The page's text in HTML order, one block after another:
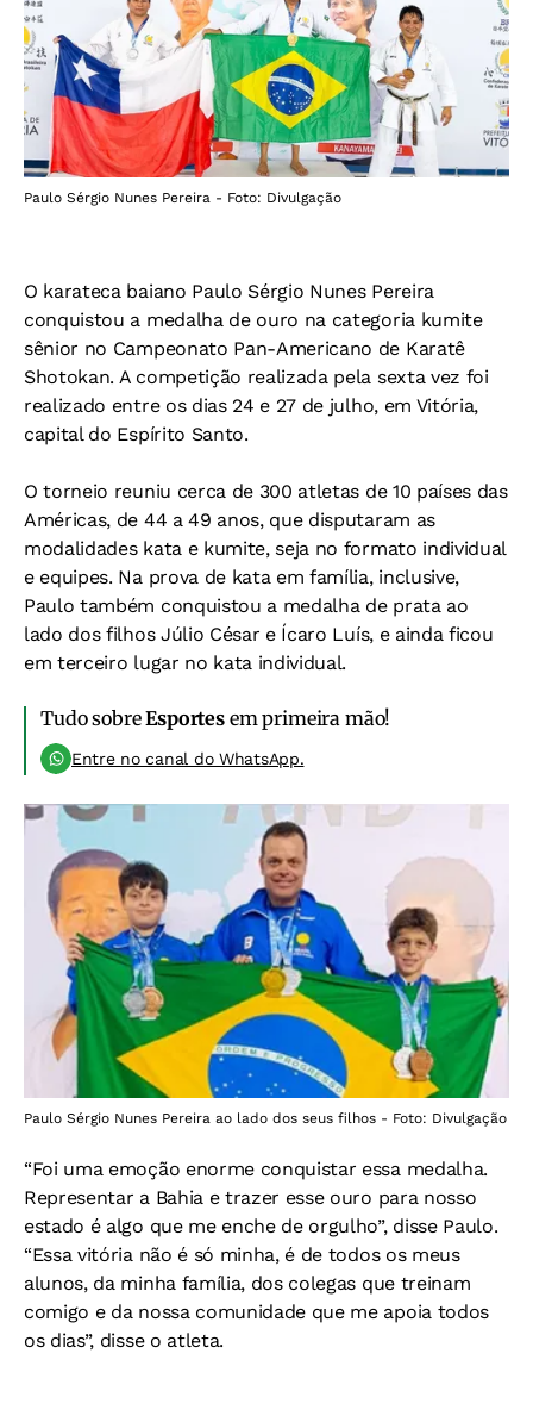
Paulo Sérgio Nunes Pereira - Foto: Divulgação
O karateca baiano Paulo Sérgio Nunes Pereira
conquistou a medalha de ouro na categoria kumite
sênior no Campeonato Pan-Americano de Karatê
Shotokan. A competição realizada pela sexta vez foi
realizado entre os dias 24 e 27 de julho, em Vitória,
capital do Espírito Santo.
O torneio reuniu cerca de 300 atletas de 10 países das
Américas, de 44 a 49 anos, que disputaram as
modalidades kata e kumite, seja no formato individual
e equipes. Na prova de kata em família, inclusive,
Paulo também conquistou a medalha de prata ao
lado dos filhos Júlio César e Ícaro Luís, e ainda ficou
em terceiro lugar no kata individual.
Tudo sobreEsportesem primeira mão!
Entre no canal do WhatsApp.
Paulo Sérgio Nunes Pereira ao lado dos seus filhos - Foto: Divulgação
“Foi uma emoção enorme conquistar essa medalha.
Representar a Bahia e trazer esse ouro para nosso
estado é algo que me enche de orgulho”, disse Paulo.
“Essa vitória não é só minha, é de todos os meus
alunos, da minha família, dos colegas que treinam
comigo e da nossa comunidade que me apoia todos
os dias”, disse o atleta.